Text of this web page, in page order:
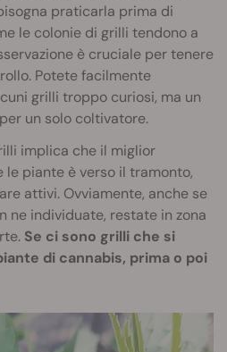
praticarla prima di
le colonie di grilli tendono a
è cruciale per tenere
Potete facilmente
grilli troppo curiosi, ma un
un solo coltivatore.
implica che il miglior
piante è verso il tramonto,
attivi. Ovviamente, anche se
ne individuate, restate in zona
Se ci sono grilli che si
di cannabis, prima o poi